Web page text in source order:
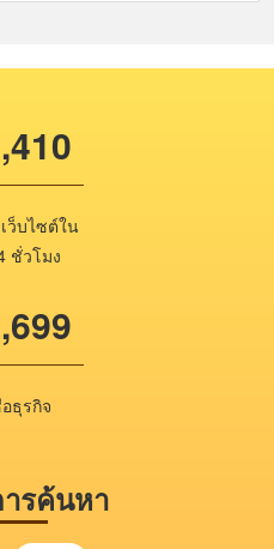
ว็บไซต์ใน
ชั่วโมง
ธุรกิจ
รค้นหา